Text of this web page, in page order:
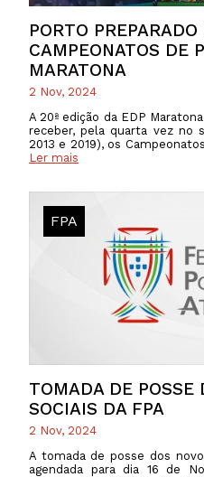
PORTO PREPARADO
CAMPEONATOS DE
MARATONA
2 Nov, 2024
A 20ª edição da EDP
receber, pela quarta vez no
2013 e 2019), os
Ler mais
TOMADA DE POSSE
SOCIAIS DA FPA
FPA
2 Nov, 2024
A tomada de posse dos
agendada para dia 16 de